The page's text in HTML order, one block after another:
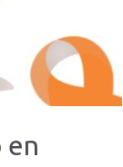
en